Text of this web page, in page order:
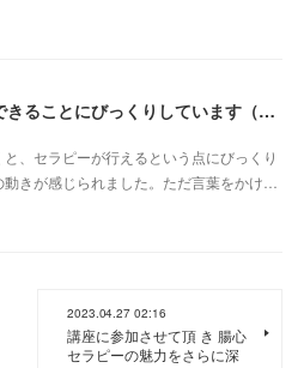
シンプルなセラピーで解放できることにびっくりしています（栃木県 K・Yさん）
、セラピーが行えるという点にびっくり
きが感じられました。ただ言葉をかけ…
2023.04.27 02:16
講座に参加させて頂 き 腸心
セラピーの魅力をさらに深